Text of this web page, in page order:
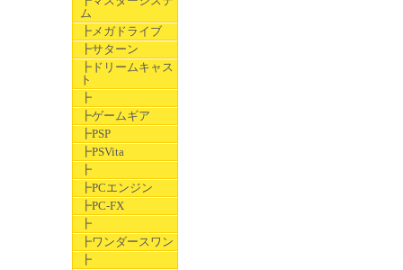
ム
┣メガドライブ
┣サターン
┣ドリームキャス
ト
┣
┣ゲームギア
┣PSP
┣PSVita
┣
┣PCエンジン
┣PC-FX
┣
┣ワンダースワン
┣